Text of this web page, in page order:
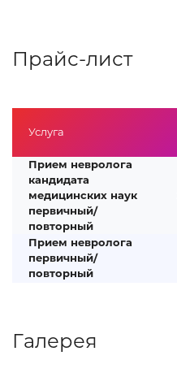
Прайс-лист
Услуга
Прием невролога
кандидата
медицинских наук
первичный/
повторный
Прием невролога
первичный/
повторный
Галерея